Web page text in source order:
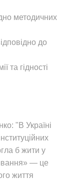
методичних
до
та гідності
"В Україні
б жити у
— це
життя